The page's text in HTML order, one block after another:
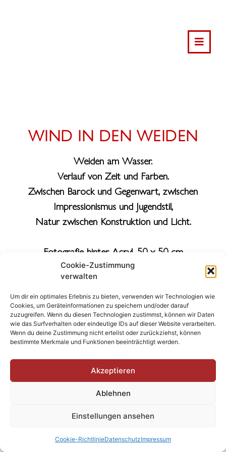
Cookie-Zustimmung
verwalten
Um dir ein optimales Erlebnis zu bieten, verwenden wir Technologien wie
Cookies, um Geräteinformationen zu speichern und/oder darauf
zuzugreifen. Wenn du diesen Technologien zustimmst, können wir Daten
wie das Surfverhalten oder eindeutige IDs auf dieser Website verarbeiten.
Wenn du deine Zustimmung nicht erteilst oder zurückziehst, können
bestimmte Merkmale und Funktionen beeinträchtigt werden.
Akzeptieren
Ablehnen
Einstellungen ansehen
Cookie-RichtlinieDatenschutzImpressum
WIND IN DEN WEIDEN
Weiden am Wasser.
Verlauf von Zeit und Farben.
Zwischen Barock und Gegenwart, zwischen
Impressionismus und Jugendstil,
Natur zwischen Konstruktion und Licht.
Fotografie hinter Acryl, 50 x 50 cm
Auflage je 10 Expl. (+2A.P.)